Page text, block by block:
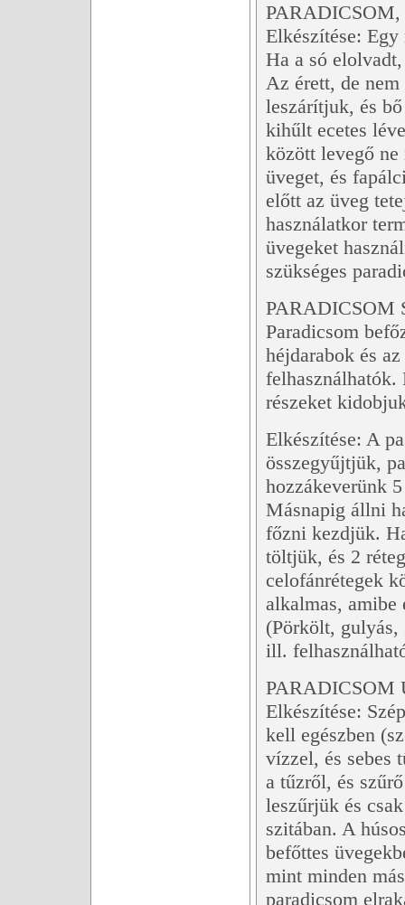
Elkészítése:
Ha a só
Az érett, de
leszárítjuk, és
kihűlt ecetes
között levegő ne
üveget, és
előtt az üveg
használatkor
üvegeket
szükséges
PARADICSOM
Paradicsom
héjdarabok és
felhasználhatók.
részeket
Elkészítése: A
összegyűjtjük,
hozzákeverünk
Másnapig állni
főzni kezdjük.
töltjük, és 2
celofánrétegek
alkalmas, amibe
(Pörkölt, gulyás,
ill.
PARADICSOM
Elkészítése:
kell egészben
vízzel, és sebes
a tűzről, és
leszűrjük és
szitában. A
befőttes
mint minden
paradicsom